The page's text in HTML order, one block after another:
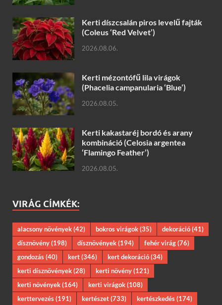
Kerti díszcsalán piros levelű fajták
(Coleus ‘Red Velvet’)
2026.08.06.
Kerti mézontófű lila virágok
(Phacelia campanularia ‘Blue’)
2026.08.05.
Kerti kakastaréj bordó és arany
kombináció (Celosia argentea
‘Flamingo Feather’)
2026.08.05.
VIRÁG CÍMKÉK:
alacsony növények(42) bokros virágok(35) dekoráció(41)
dísznövény(198) dísznövények(194) fehér virág(76)
gondozás(40) kert(346) kert dekoráció(34)
kerti dísznövények(28) kerti növény(121)
kerti növények(164) kerti virágok(108)
kerttervezés(191) kertészet(733) kertészkedés(174)